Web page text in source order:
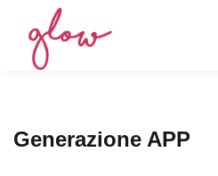
Generazione APP